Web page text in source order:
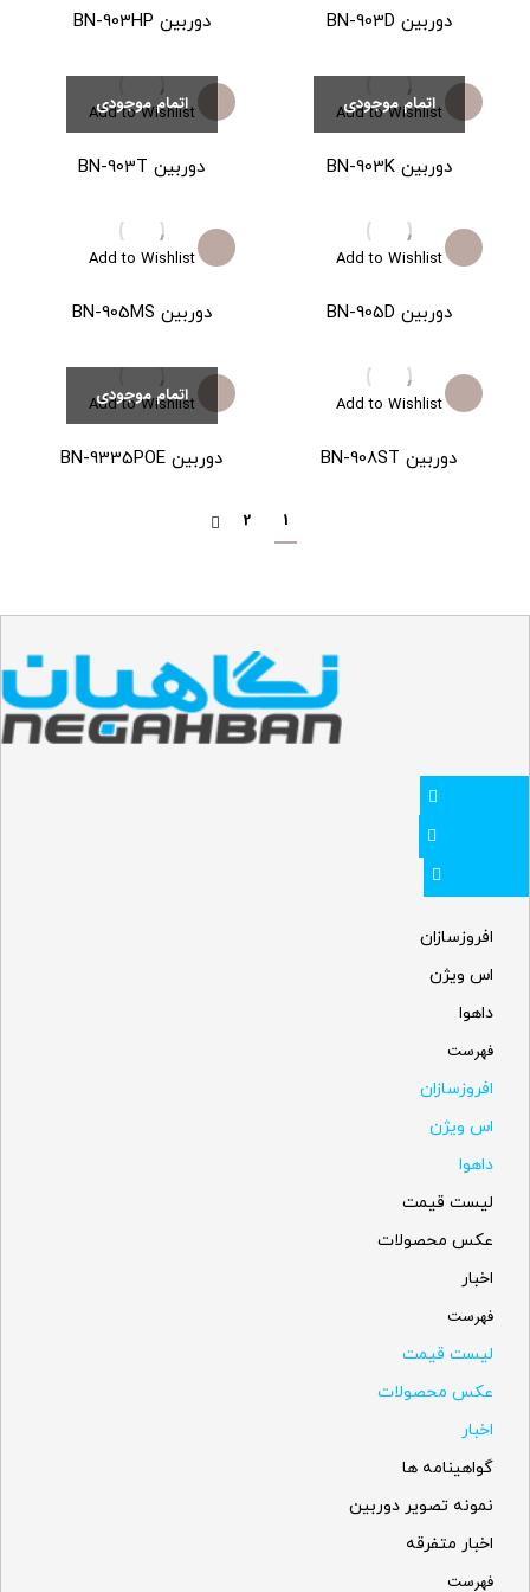
دوربین BN-903D دوربین BN-903HP
اتمام موجودی
Add to Wishlist
دوربین BN-903K
اتمام موجودی
Add to Wishlist
دوربین BN-903T
Add to Wishlist
دوربین BN-905D
Add to Wishlist
دوربین BN-905MS
Add to Wishlist
دوربین BN-908ST
اتمام موجودی
Add to Wishlist
دوربین BN-9335POE
1
2
افروزسازان
اس ویژن
داهوا
فهرست
افروزسازان
اس ویژن
داهوا
لیست قیمت
عکس محصولات
اخبار
فهرست
لیست قیمت
عکس محصولات
اخبار
گواهینامه ها
نمونه تصویر دوربین
اخبار متفرقه
فهرست